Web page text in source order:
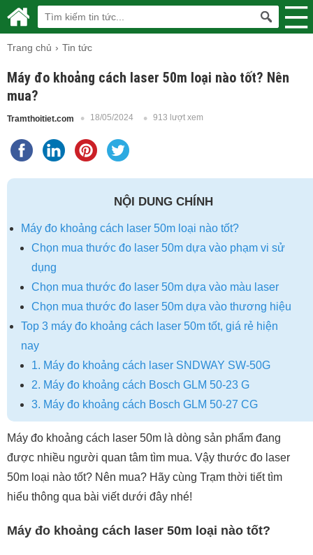
Trang chủ Tin tức
Máy đo khoảng cách laser 50m loại nào tốt? Nên
mua?
Tramthoitiet.com 18/05/2024 913 lượt xem
NỘI DUNG CHÍNH
Máy đo khoảng cách laser 50m loại nào tốt?
Chọn mua thước đo laser 50m dựa vào phạm vi sử
dụng
Chọn mua thước đo laser 50m dựa vào màu laser
Chọn mua thước đo laser 50m dựa vào thương hiệu
Top 3 máy đo khoảng cách laser 50m tốt, giá rẻ hiện
nay
1. Máy đo khoảng cách laser SNDWAY SW-50G
2. Máy đo khoảng cách Bosch GLM 50-23 G
3. Máy đo khoảng cách Bosch GLM 50-27 CG
Máy đo khoảng cách laser 50m là dòng sản phẩm đang
được nhiều người quan tâm tìm mua. Vậy thước đo laser
50m loại nào tốt? Nên mua? Hãy cùng Trạm thời tiết tìm
hiểu thông qua bài viết dưới đây nhé!
Máy đo khoảng cách laser 50m loại nào tốt?